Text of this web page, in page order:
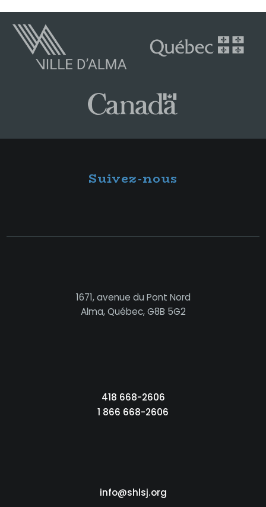
Suivez-nous
1671, avenue du Pont Nord
Alma, Québec, G8B 5G2
418 668-2606
1 866 668-2606
info@shlsj.org